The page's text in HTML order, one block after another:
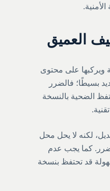
العميق
ويركبها على محتوى
بسيطًا؛ فالضرر
الضحية بالنسخة
لكنه لا يحل محل
كما يجب عدم
قد تحتفظ بنسخة